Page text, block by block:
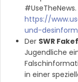
#UseTheNews.
https://
und-
Der SWR
Jugendliche
in einer